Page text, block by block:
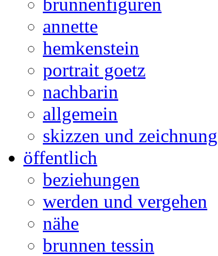
annette
hemkenstein
portrait goetz
nachbarin
allgemein
skizzen und
öffentlich
beziehungen
werden und vergehen
nähe
brunnen tessin